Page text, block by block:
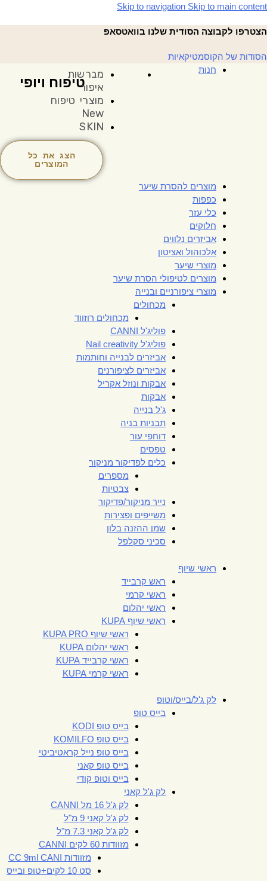
Skip to navigation Skip to main content
הצטרפו לקבוצה הסודית שלנו בוואטסאפ
הסודות של הקוסמטיקאיות
חנות
טיפוח ויופי
מברשות
איפור
מוצרי טיפוח
New
SKIN
הצג את כל
המוצרים
מוצרים להסרת שיער
כפפות
כלי עזר
חלוקים
אביזרים נלווים
אלכוהול ואציטון
מוצרי שיער
מוצרים לטיפולי הסרת שיער
מוצרי ציפורניים ובנייה
מכחולים
מכחולים רוזווד
פוליג'ל CANNI
פוליג'ל Nail creativity
אביזרים לבנייה וחותמות
אביזרים לציפורנים
אבקות ונוזל אקריל
אבקות
ג'ל בנייה
תבניות בניה
דוחפי עור
טפסים
כלים לפדיקור מניקור
מספרים
צבטיות
נייר מניקור/פדיקור
משייפים ופצירות
שמן ההזנה בלון
סכיני סקלפל
ראשי שיוף
ראש קרבייד
ראשי קרמי
ראשי יהלום
ראשי שיוף KUPA
ראשי שיוף KUPA PRO
ראשי יהלום KUPA
ראשי קרבייד KUPA
ראשי קרמי KUPA
לק ג'ל/בייס/וטופ
בייס טופ
בייס טופ KODI
בייס טופ KOMILFO
בייס טופ נייל קראטיביטי
בייס טופ קאני
בייס וטופ קודי
לק ג'ל קאני
לק ג'ל 16 מל CANNI
לק ג'ל קאני 9 מ"ל
לק ג'ל קאני 7.3 מ"ל
מזוודות 60 לקים CANNI
מזוודות CC 9ml CANI
סט 10 לקים+טופ ובייס